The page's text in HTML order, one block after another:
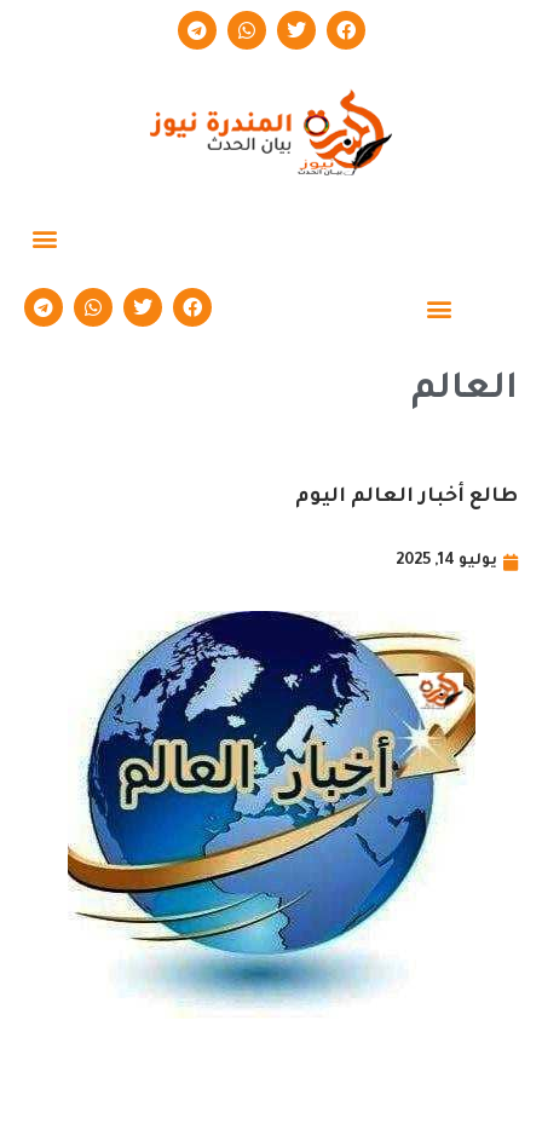
العالم
طالع أخبار العالم اليوم
يوليو 14, 2025